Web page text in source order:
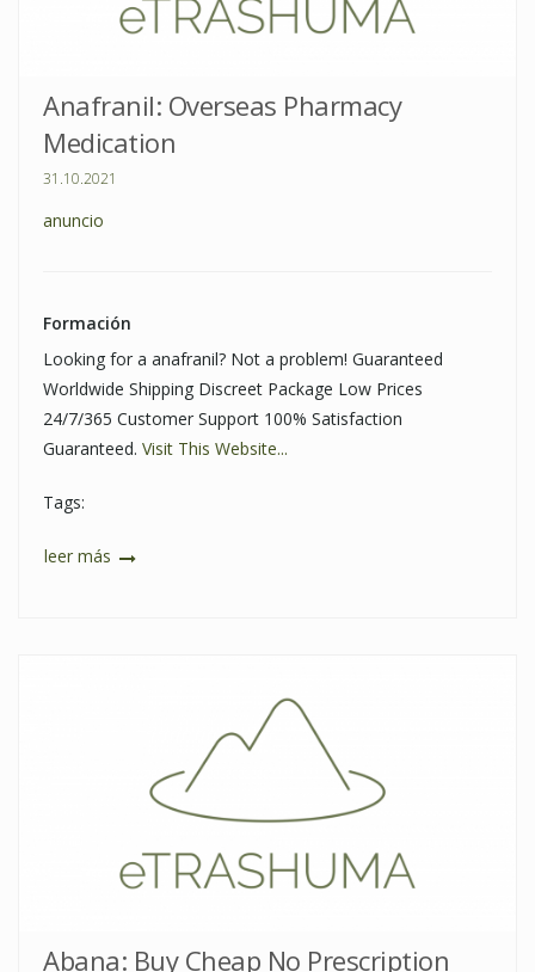
Anafranil: Overseas Pharmacy
Medication
31.10.2021
anuncio
Formación
Looking for a anafranil? Not a problem! Guaranteed
Worldwide Shipping Discreet Package Low Prices
24/7/365 Customer Support 100% Satisfaction
Guaranteed. Visit This Website...
Tags:
leer más
Abana: Buy Cheap No Prescription